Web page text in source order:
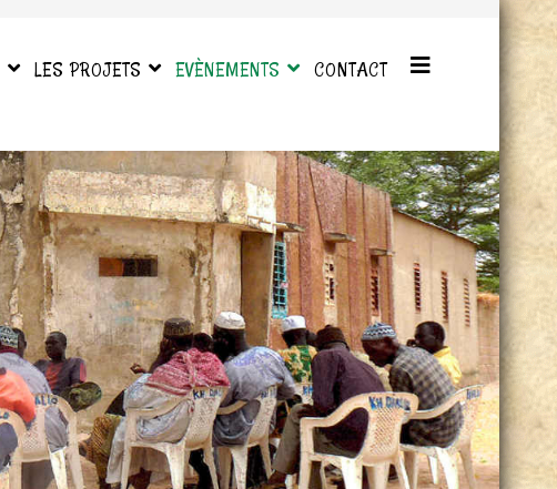
LES PROJETS EVÈNEMENTS CONTACT